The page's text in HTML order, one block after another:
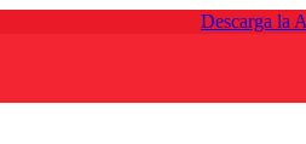
Descarga la